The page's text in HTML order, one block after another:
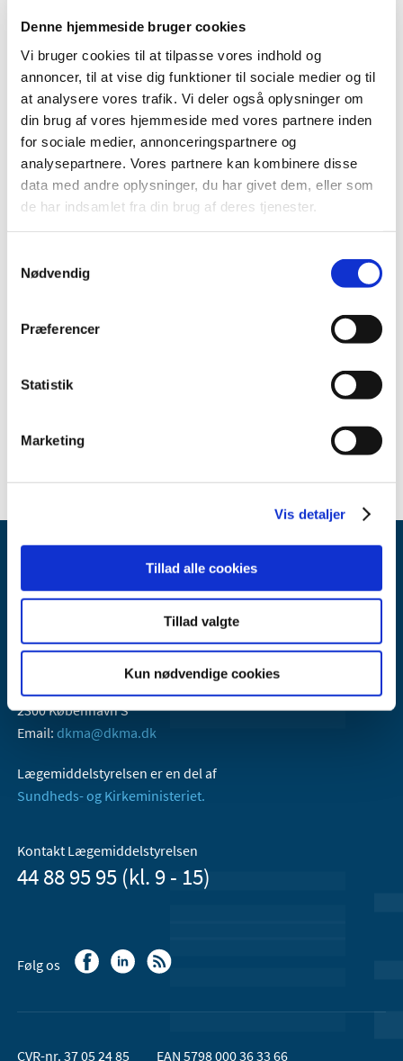
Denne hjemmeside bruger cookies
Vi bruger cookies til at tilpasse vores indhold og
annoncer, til at vise dig funktioner til sociale medier og til
at analysere vores trafik. Vi deler også oplysninger om
din brug af vores hjemmeside med vores partnere inden
for sociale medier, annonceringspartnere og
analysepartnere. Vores partnere kan kombinere disse
data med andre oplysninger, du har givet dem, eller som
de har indsamlet fra din brug af deres tjenester.
Nødvendig
Præferencer
Statistik
Marketing
Vis detaljer
Tillad alle cookies
Tillad valgte
Kun nødvendige cookies
2026 (7)
2025 (11)
2024 (8)
2023 (12)
2022 (15)
2021 (32)
december (1)
november (1)
juli (7)
april (3)
januar (2)
2019 (16)
Lægemiddelstyrelsen
2300 København S
Email: dkma@dkma.dk
Lægemiddelstyrelsen er en del af
Sundheds- og Kirkeministeriet.
Kontakt Lægemiddelstyrelsen
44 88 95 95 (kl. 9 - 15)
Følg os
CVR-nr. 37 05 24 85 EAN 5798 000 36 33 66